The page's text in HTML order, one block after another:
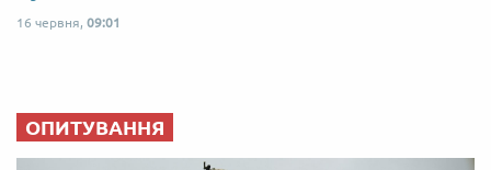
16 червня, 09:01
ОПИТУВАННЯ